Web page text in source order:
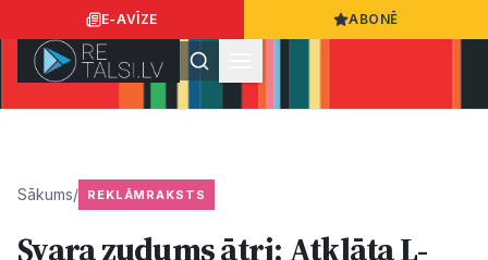
E-AVĪZE ABONĒ
Sākums/ REKLĀMRAKSTS
Svara zudums ātri: Atklāta L-